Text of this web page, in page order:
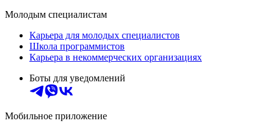
Молодым специалистам
Карьера для молодых специалистов
Школа программистов
Карьера в некоммерческих организациях
Боты для уведомлений
Мобильное приложение